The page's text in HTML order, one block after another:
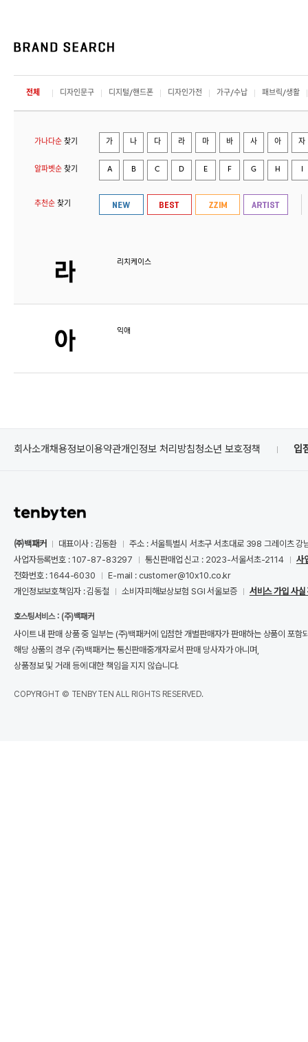
전체 디자인문구 디지털/핸드폰 디자인가전 가구/수납 패브릭/생활
가나다순 찾기 가 나 다 라 마 바 사 아 자
알파벳순 찾기 A B C D E F G H
추천순 찾기
리치케이스
익애
회사소개채용정보이용약관개인정보 처리방침청소년 보호정책 입
㈜백패커 대표이사 : 김동환
주소 : 서울특별시 서초구 서초대로 398 그레이츠 강
사업자등록번호 : 107-87-83297
통신판매업 신고 : 2023-서울서초-2114
사
전화번호 : 1644-6030
E-mail : customer@10x10.co.kr
개인정보보호책임자 : 김동철
소비자피해보상보험 SGI 서울보증 서비스 가입 사실
호스팅서비스 : (주)백패커
사이트 내 판매 상품 중 일부는 (주)백패커에 입점한 개별판매자가 판매하는 상품이 포함
해당 상품의 경우 (주)백패커는 통신판매중개자로서 판매 당사자가 아니며,
상품정보 및 거래 등에 대한 책임을 지지 않습니다.
COPYRIGHT © TENBYTEN ALL RIGHTS RESERVED.